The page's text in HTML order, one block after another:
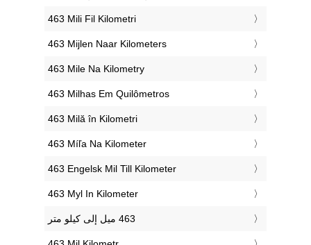
‎463 Mili Fil Kilometri
‎463 Mijlen Naar Kilometers
‎463 Mile Na Kilometry
‎463 Milhas Em Quilômetros
‎463 Milă în Kilometri
‎463 Míľa Na Kilometer
‎463 Engelsk Mil Till Kilometer
‎463 Myl In Kilometer